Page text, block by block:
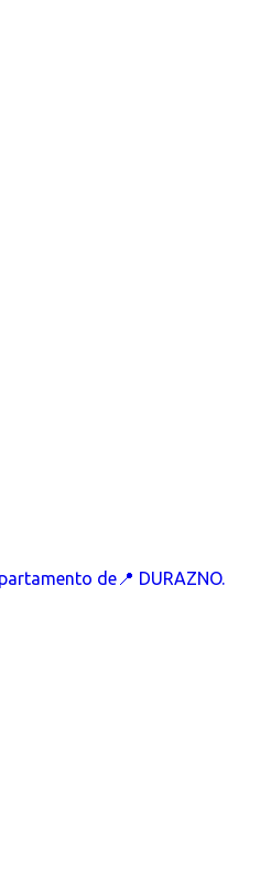
de📍 DURAZNO.